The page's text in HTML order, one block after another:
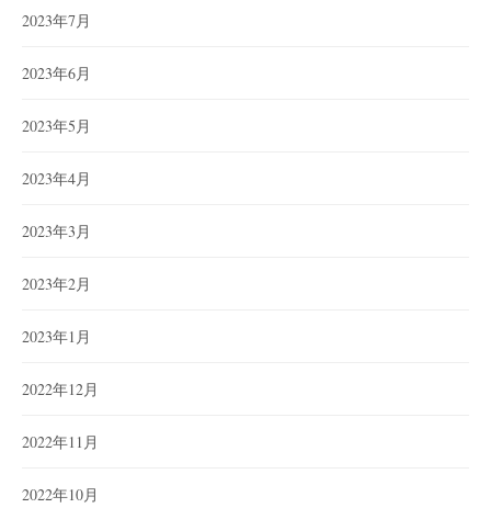
2023年7月
2023年6月
2023年5月
2023年4月
2023年3月
2023年2月
2023年1月
2022年12月
2022年11月
2022年10月